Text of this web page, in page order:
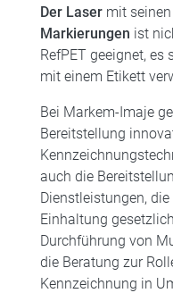
Der Lasermit seinen
Markierungen ist
RefPET geeignet, es
mit einem Etikett
Bei Markem-Imaje
Bereitstellung
auch die
Dienstleistungen,
Einhaltung
Durchführung von
die Beratung zur
Kennzeichnung in